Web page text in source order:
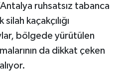
ruhsatsız tabanca
kaçakçılığı
bölgede yürütülen
da dikkat çeken